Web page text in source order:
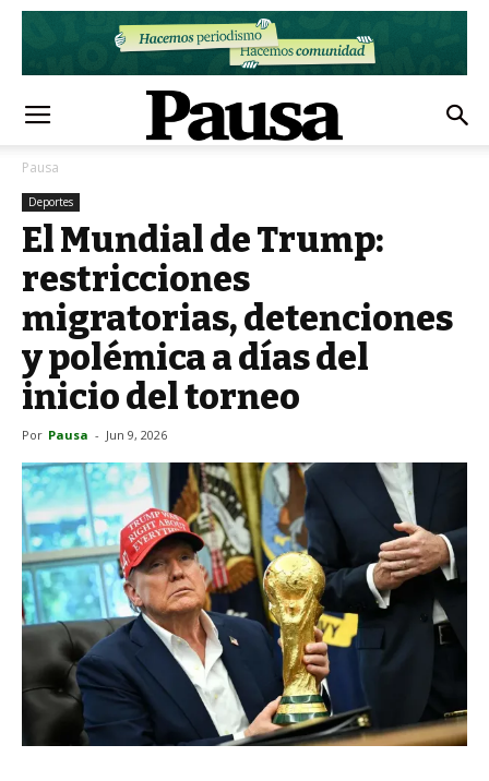
Pausa
Deportes
El Mundial de Trump:
restricciones
migratorias, detenciones
y polémica a días del
inicio del torneo
Por Pausa - Jun 9, 2026